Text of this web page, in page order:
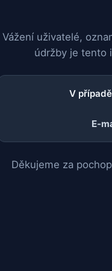
Vážení uživatelé,
údržby je tento
V
E-
Děkujeme za